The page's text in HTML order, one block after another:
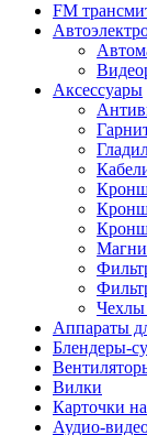
FM
Аксессуары
Чехлы
Аппараты
Блендеры-
Вилки
Карточки
Аудио-